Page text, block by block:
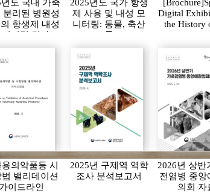
년도 국내 가축
분리된 병원성
항생제 내성
니터링 결과
2025년도 국가 항생
제 사용 및 내성 모
니터링: 동물, 축산
물
Digital
the History
의약품등 시
법 밸리데이션
가이드라인
2025년 구제역 역학
조사 분석보고서
2026년 상반
전염병 중앙
의회 자